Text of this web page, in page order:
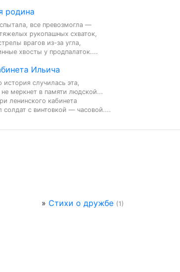
родина
все превозмогла —
рукопашных схваток,
врагов из-за угла,
хвосты у продпалаток....
Ильича
история случилась эта,
не меркнет в памяти людской...
ленинского кабинета
солдат с винтовкой — часовой....
» Стихи о дружбе (1)